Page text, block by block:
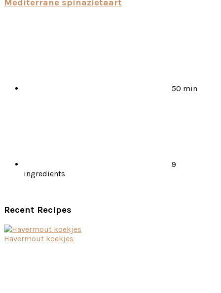
Me­di­ter­ra­ne spi­na­zietaart
50 min
9
ingredients
Recent Recipes
Havermout koekjes